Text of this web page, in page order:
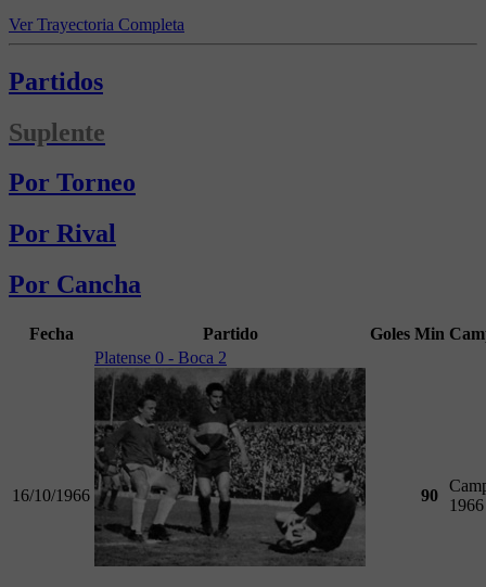
Ver Trayectoria Completa
Partidos
Suplente
Por Torneo
Por Rival
Por Cancha
Fecha Partido Goles Min
16/10/1966
Platense 0 - Boca 2
90
1966